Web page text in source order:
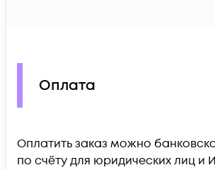
Оплата
Оплатить заказ можно
по счёту для юридических лиц и